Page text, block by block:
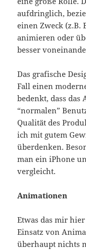
aufdringlich,
einen Zweck (z.B.
animieren oder
besser
Das grafische
Fall einen
bedenkt, dass das
“normalen”
Qualität des
ich mit gutem
überdenken.
man ein iPhone
vergleicht.
Animationen
Etwas das mir
Einsatz von
überhaupt nichts